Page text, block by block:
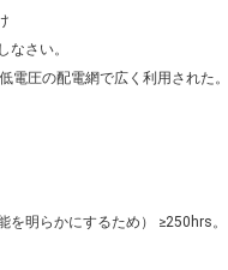
なさい。
電圧の配電網で広く利用された。
明らかにするため） ≥250hrs。